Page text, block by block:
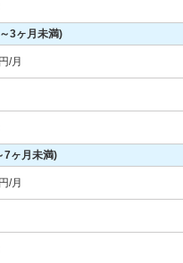
3ヶ月未満)
/月
7ヶ月未満)
/月